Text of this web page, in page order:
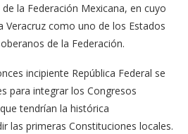
la Federación Mexicana, en cuyo
Veracruz como uno de los Estados
de la Federación.
incipiente República Federal se
para integrar los Congresos
tendrían la histórica
las primeras Constituciones locales.